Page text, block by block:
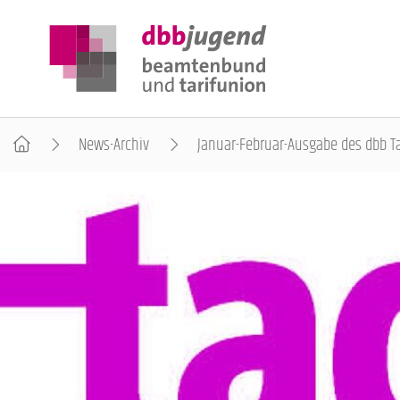
ÜBER DIE DBB JUGEND
POSITIONEN
AUSBILDUNGSINFORMATIONEN
News-Archiv Januar-Februar-Ausgabe des dbb